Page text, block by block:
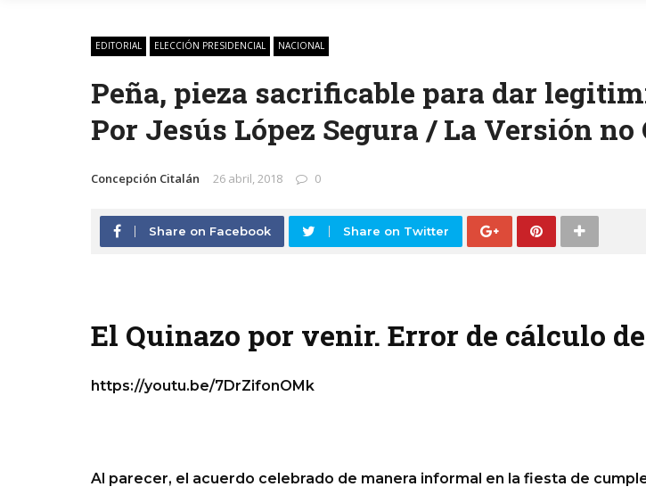
EDITORIAL ELECCIÓN PRESIDENCIAL NACIONAL
Peña, pieza sacrificable para dar
Por Jesús López Segura / La Versión
Concepción Citalán 26 abril, 2018 0
Share on Facebook Share on Twitter
El Quinazo por venir. Error de cálculo
https://youtu.be/7DrZifonOMk
Al parecer, el acuerdo celebrado de manera informal en la fiesta de